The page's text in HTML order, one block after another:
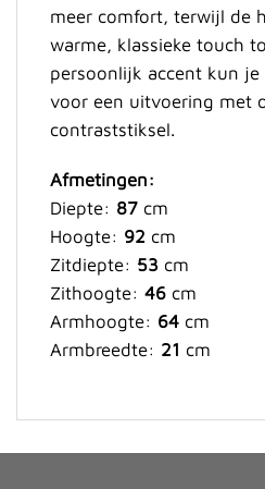
meer comfort, terwijl de
warme, klassieke touch
persoonlijk accent kun je
voor een uitvoering met
contraststiksel.
Afmetingen:
Diepte: 87 cm
Hoogte: 92 cm
Zitdiepte: 53 cm
Zithoogte: 46 cm
Armhoogte: 64 cm
Armbreedte: 21 cm